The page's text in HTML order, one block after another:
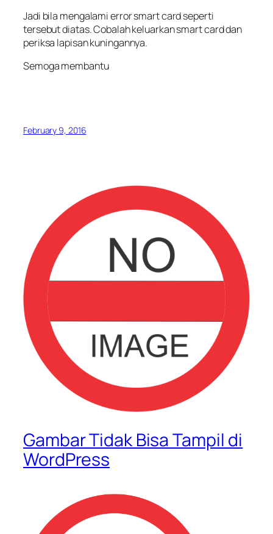
Jadi bila mengalami error smart card seperti
tersebut diatas. Cobalah keluarkan smart card dan
periksa lapisan kuningannya.
Semoga membantu
February 9, 2016
Gambar Tidak Bisa Tampil di
WordPress